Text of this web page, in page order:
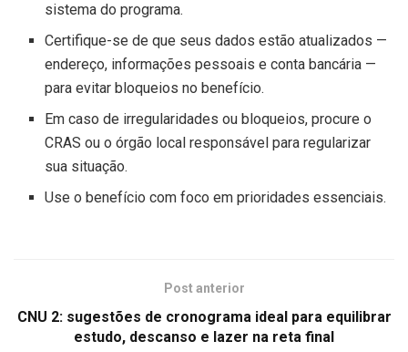
sistema do programa.
Certifique-se de que seus dados estão atualizados —
endereço, informações pessoais e conta bancária —
para evitar bloqueios no benefício.
Em caso de irregularidades ou bloqueios, procure o
CRAS ou o órgão local responsável para regularizar
sua situação.
Use o benefício com foco em prioridades essenciais.
Post anterior
CNU 2: sugestões de cronograma ideal para equilibrar
estudo, descanso e lazer na reta final